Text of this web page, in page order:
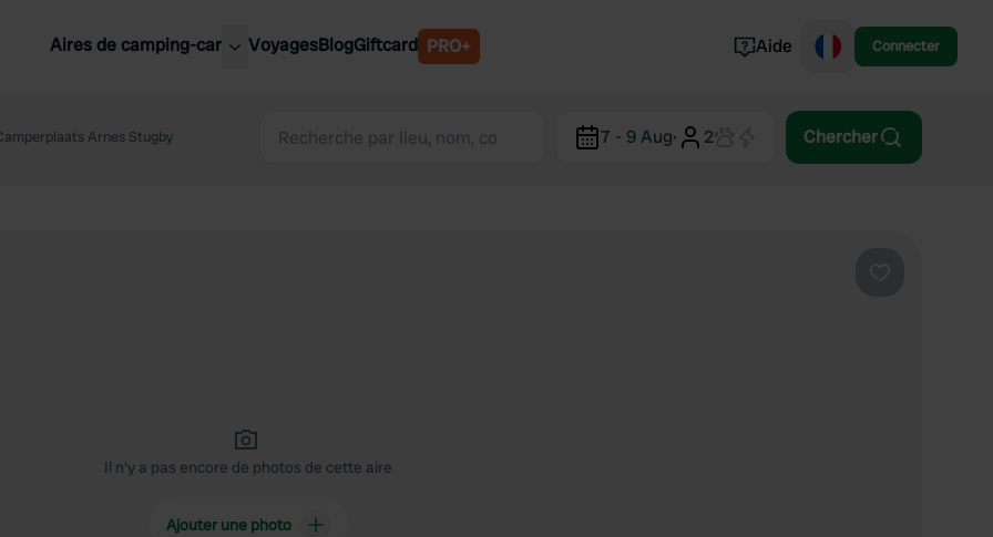
Aires de camping-car
Slovénie
VoyagesBlogGiftcard PRO+ Aide Connecter
Arnes Stugby 7 - 9 Aug· 2 Chercher
Il n'y a pas encore de photos de cette aire
Ajouter une photo